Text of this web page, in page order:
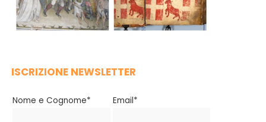
ISCRIZIONE NEWSLETTER
Nome e Cognome* Email*